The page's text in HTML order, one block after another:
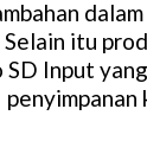
itu
Input